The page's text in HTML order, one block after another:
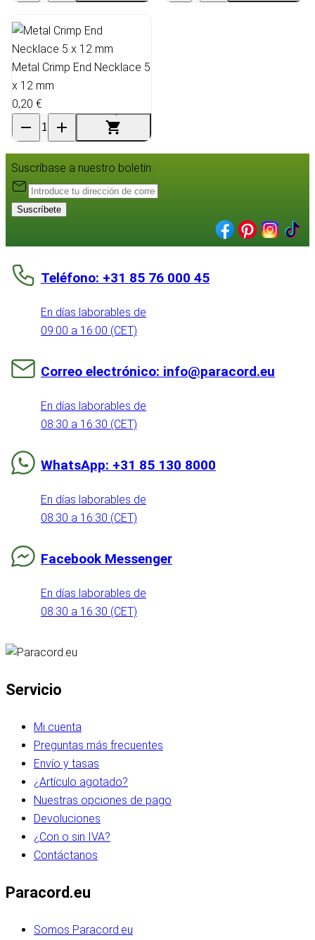
Metal Crimp End Necklace 5
x 12 mm
0,20 €
Suscríbase a nuestro boletín:
Suscríbete
Teléfono: +31 85 76 000 45
En días laborables de
09:00 a 16:00 (CET)
Correo electrónico: info@paracord.eu
En días laborables de
08:30 a 16:30 (CET)
WhatsApp: +31 85 130 8000
En días laborables de
08:30 a 16:30 (CET)
Facebook Messenger
En días laborables de
08:30 a 16:30 (CET)
Servicio
Mi cuenta
Preguntas más frecuentes
Envío y tasas
¿Artículo agotado?
Nuestras opciones de pago
Devoluciones
¿Con o sin IVA?
Contáctanos
Paracord.eu
Somos Paracord.eu